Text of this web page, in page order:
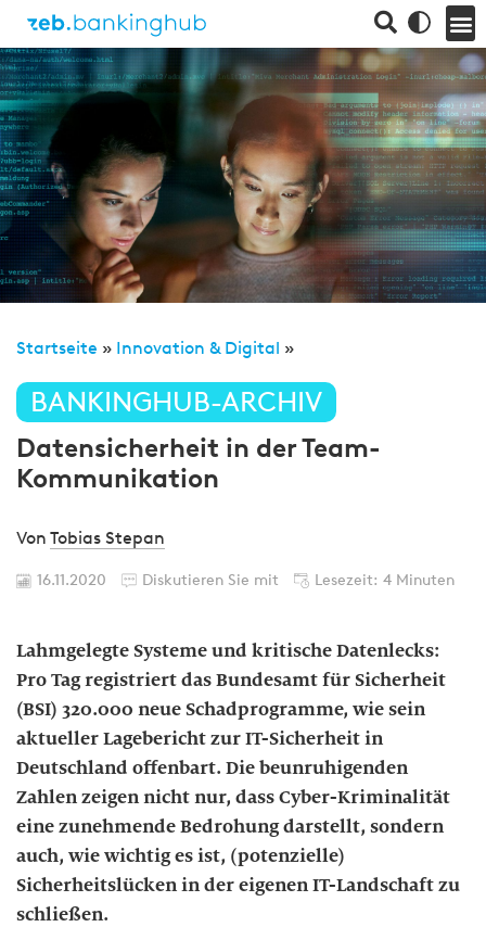
Startseite » Innovation & Digital »
BANKINGHUB-ARCHIV
Datensicherheit in der Team-
Kommunikation
Von Tobias Stepan
16.11.2020 Diskutieren Sie mit Lesezeit: 4 Minuten
Lahmgelegte Systeme und kritische Datenlecks:
Pro Tag registriert das Bundesamt für Sicherheit
(BSI) 320.000 neue Schadprogramme, wie sein
aktueller Lagebericht zur IT-Sicherheit in
Deutschland offenbart. Die beunruhigenden
Zahlen zeigen nicht nur, dass Cyber-Kriminalität
eine zunehmende Bedrohung darstellt, sondern
auch, wie wichtig es ist, (potenzielle)
Sicherheitslücken in der eigenen IT-Landschaft zu
schließen.